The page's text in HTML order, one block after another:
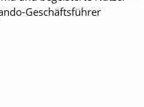
Geschäftsführer